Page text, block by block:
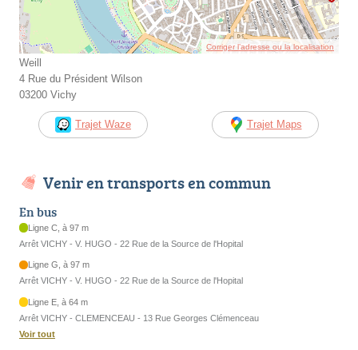
Corriger l’adresse ou la localisation
Weill
4 Rue du Président Wilson
03200 Vichy
Trajet Waze Trajet Maps
Venir en transports en commun
En bus
Ligne C, à 97 m
Arrêt VICHY - V. HUGO - 22 Rue de la Source de l'Hopital
Ligne G, à 97 m
Arrêt VICHY - V. HUGO - 22 Rue de la Source de l'Hopital
Ligne E, à 64 m
Arrêt VICHY - CLEMENCEAU - 13 Rue Georges Clémenceau
Voir tout